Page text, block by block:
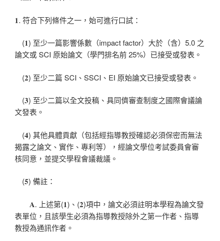
𝟏. 符合下列條件之一，始可進行口試：
(𝟏) 至少一篇影響係數（impact factor）大於（含）5.0 之
論文或 SCI 原始論文（學門排名前 25%）已接受或發表。
(𝟐) 至少二篇 SCI、SSCI、EI 原始論文已接受或發表。
(𝟑) 至少二篇以全文投稿、具同儕審查制度之國際會議論
文發表。
(𝟒) 其他具體貢獻（包括經指導教授確認必須保密而無法
揭露之論文、實作、專利等），經論文學位考試委員會審
核同意，並提交學程會議裁議。
(𝟓) 備註：
𝐀. 上述第(𝟏)、(𝟐)項中，論文必須註明本學程為論文發
表單位，且該學生必須為指導教授除外之第一作者、指導
教授為通訊作者。